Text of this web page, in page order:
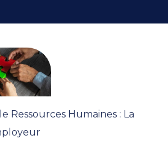
Ressources Humaines : La